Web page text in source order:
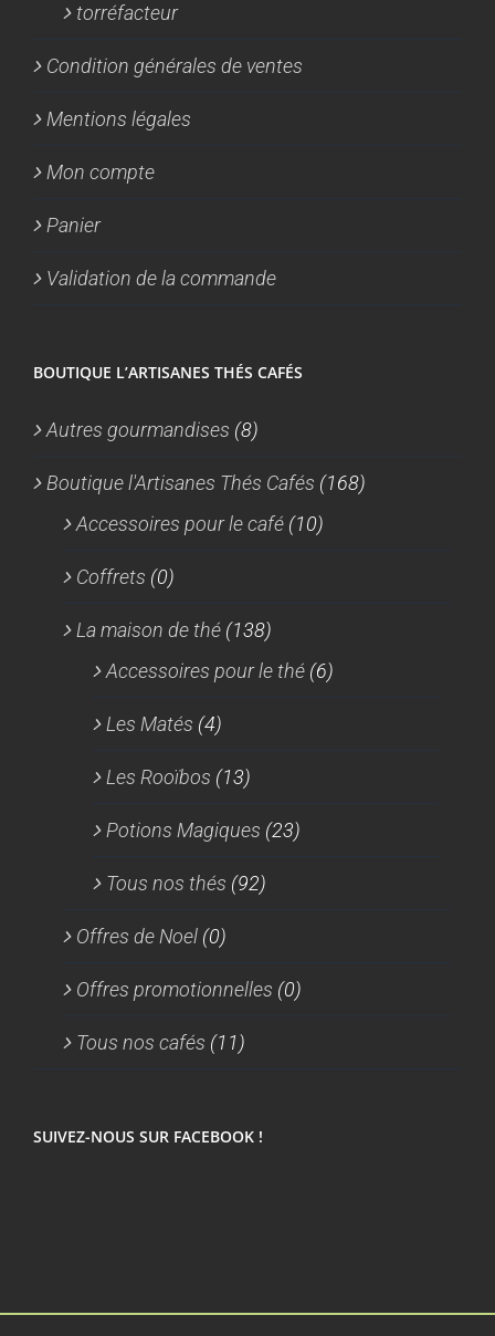
torréfacteur
Condition générales de ventes
Mentions légales
Mon compte
Panier
Validation de la commande
BOUTIQUE L’ARTISANES THÉS CAFÉS
Autres gourmandises (8)
Boutique l'Artisanes Thés Cafés (168)
Accessoires pour le café (10)
Coffrets (0)
La maison de thé (138)
Accessoires pour le thé (6)
Les Matés (4)
Les Rooïbos (13)
Potions Magiques (23)
Tous nos thés (92)
Offres de Noel (0)
Offres promotionnelles (0)
Tous nos cafés (11)
SUIVEZ-NOUS SUR FACEBOOK !